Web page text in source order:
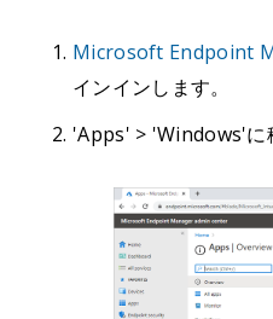
Microsoft Endpoint
インインします。
'Apps' > 'Windows'に